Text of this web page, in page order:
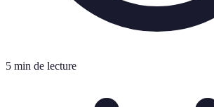
5 min de lecture